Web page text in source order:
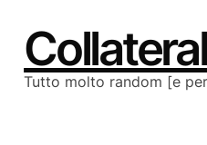
contenuto
Tutto molto random [e